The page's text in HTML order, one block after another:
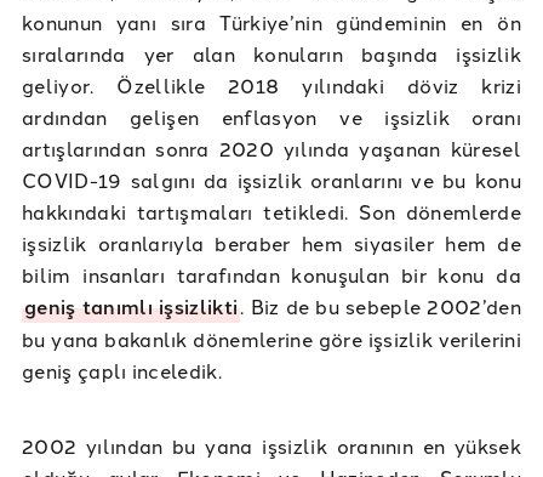
konunun yanı sıra Türkiye’nin gündeminin en ön
sıralarında yer alan konuların başında işsizlik
geliyor. Özellikle 2018 yılındaki döviz krizi
ardından gelişen enflasyon ve işsizlik oranı
artışlarından sonra 2020 yılında yaşanan küresel
COVID-19 salgını da işsizlik oranlarını ve bu konu
hakkındaki tartışmaları tetikledi. Son dönemlerde
işsizlik oranlarıyla beraber hem siyasiler hem de
bilim insanları tarafından konuşulan bir konu da
geniş tanımlı işsizlikti. Biz de bu sebeple 2002’den
bu yana bakanlık dönemlerine göre işsizlik verilerini
geniş çaplı inceledik.
2002 yılından bu yana işsizlik oranının en yüksek